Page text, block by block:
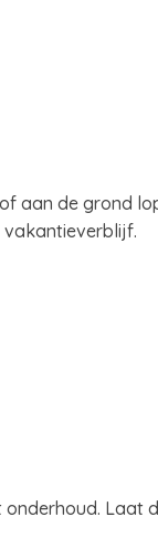
aan de grond
vakantieverblijf.
Laat